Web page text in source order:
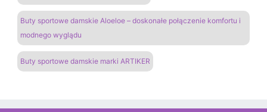
Buty sportowe damskie Aloeloe – doskonałe połączenie komfortu i
modnego wyglądu
Buty sportowe damskie marki ARTIKER